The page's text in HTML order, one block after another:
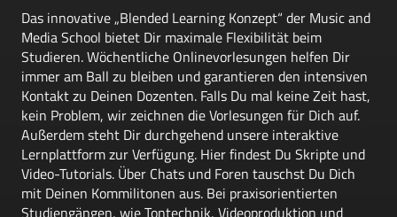
Das innovative „Blended Learning Konzept“ der Music and
Media School bietet Dir maximale Flexibilität beim
Studieren. Wöchentliche Onlinevorlesungen helfen Dir
immer am Ball zu bleiben und garantieren den intensiven
Kontakt zu Deinen Dozenten. Falls Du mal keine Zeit hast,
kein Problem, wir zeichnen die Vorlesungen für Dich auf.
Außerdem steht Dir durchgehend unsere interaktive
Lernplattform zur Verfügung. Hier findest Du Skripte und
Video-Tutorials. Über Chats und Foren tauschst Du Dich
mit Deinen Kommilitonen aus. Bei praxisorientierten
Studiengängen, wie Tontechnik, Videoproduktion und